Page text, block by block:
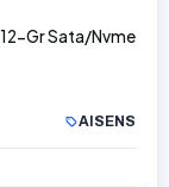
Gr Sata/Nvme
AISENS